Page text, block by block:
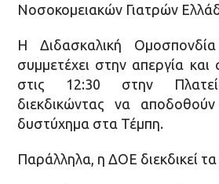
Νοσοκομειακών Γιατρών
Η Διδασκαλική
συμμετέχει στην απεργία
στις 12:30 στην
διεκδικώντας να
δυστύχημα στα Τέμπη.
Παράλληλα, η ΔΟΕ διεκδικεί τα